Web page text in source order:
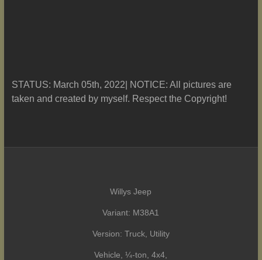
STATUS: March 05th, 2022| NOTICE: All pictures are
taken and created by myself. Respect the Copyright!
Willys Jeep
Variant: M38A1
Version: Truck, Utility
Vehicle, ¼-ton, 4x4,